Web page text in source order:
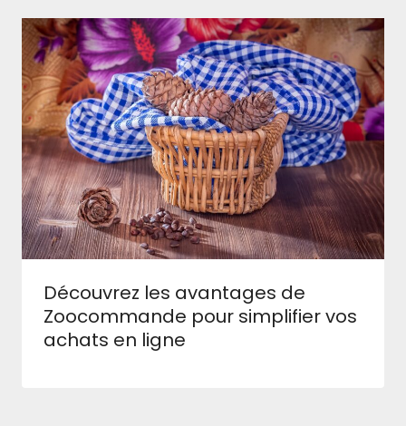
Découvrez les avantages de
Zoocommande pour simplifier vos
achats en ligne